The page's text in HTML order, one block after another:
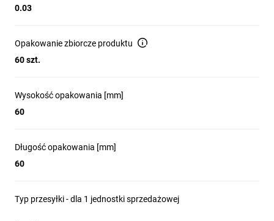
0.03
Opakowanie zbiorcze produktu
60 szt.
Wysokość opakowania [mm]
60
Długość opakowania [mm]
60
Typ przesyłki - dla 1 jednostki sprzedażowej